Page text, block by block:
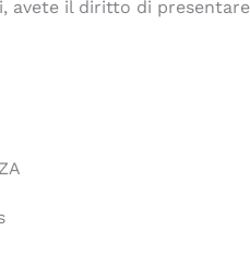
avete il diritto di